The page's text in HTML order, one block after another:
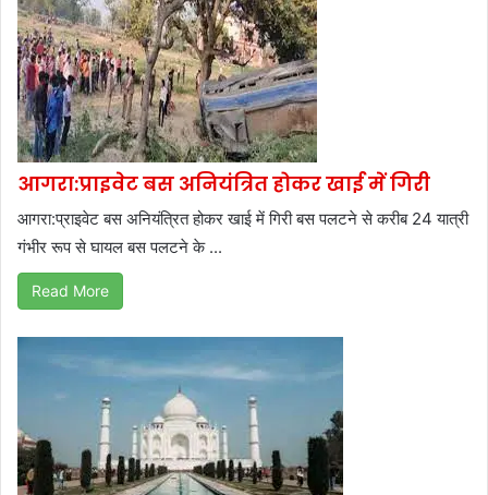
आगरा:प्राइवेट बस अनियंत्रित होकर खाई में गिरी
आगरा:प्राइवेट बस अनियंत्रित होकर खाई में गिरी बस पलटने से करीब 24 यात्री
गंभीर रूप से घायल बस पलटने के ...
Read More